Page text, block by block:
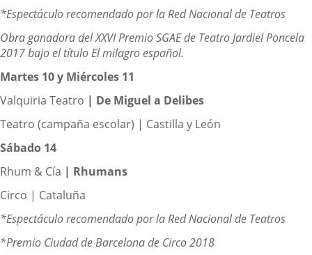
*Espectáculo recomendado por la Red Nacional de Teatros
Obra ganadora del XXVI Premio SGAE de Teatro Jardiel Poncela
2017 bajo el título El milagro español.
Martes 10 y Miércoles 11
Valquiria Teatro | De Miguel a Delibes
Teatro (campaña escolar) | Castilla y León
Sábado 14
Rhum & Cía | Rhumans
Circo | Cataluña
*Espectáculo recomendado por la Red Nacional de Teatros
*Premio Ciudad de Barcelona de Circo 2018